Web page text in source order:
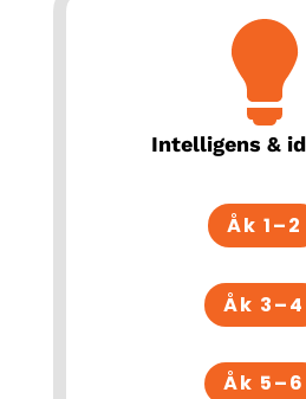
Intelligens &
Åk 1–2
Åk 3–4
Åk 5–6